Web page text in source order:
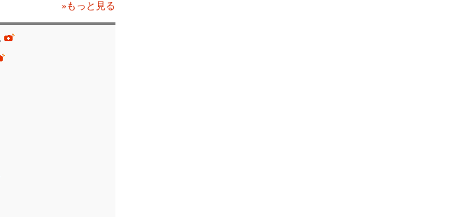
»もっと見る